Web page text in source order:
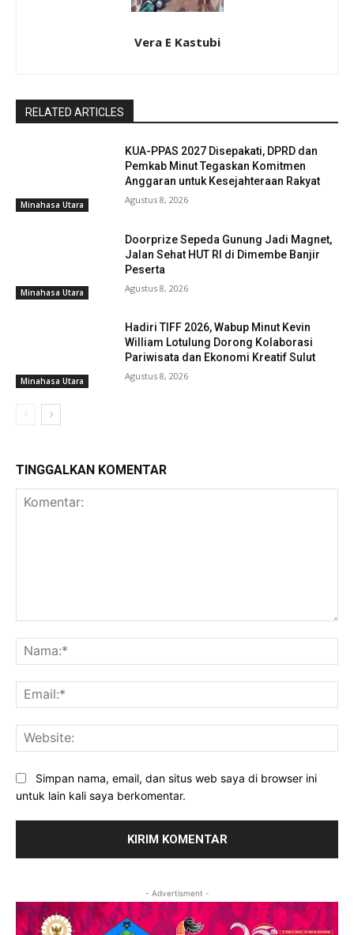
Vera E Kastubi
RELATED ARTICLES
Minahasa Utara
KUA-PPAS 2027 Disepakati, DPRD dan
Pemkab Minut Tegaskan Komitmen
Anggaran untuk Kesejahteraan Rakyat
Agustus 8, 2026
Minahasa Utara
Doorprize Sepeda Gunung Jadi Magnet,
Jalan Sehat HUT RI di Dimembe Banjir
Peserta
Agustus 8, 2026
Minahasa Utara
Hadiri TIFF 2026, Wabup Minut Kevin
William Lotulung Dorong Kolaborasi
Pariwisata dan Ekonomi Kreatif Sulut
Agustus 8, 2026
TINGGALKAN KOMENTAR
Simpan nama, email, dan situs web saya di browser ini
untuk lain kali saya berkomentar.
- Advertisment -